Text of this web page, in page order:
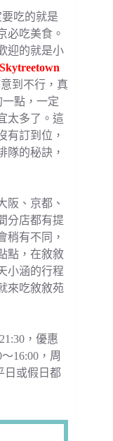
吃的就是
必吃美食。
迎的就是小
到不行，真
點，一定
太多了。這
有訂到位，
隊的秘訣，
阪、京都、
分店都有提
稍有不同，
點，在敘敘
小涵的行程
來吃敘敘苑
，優惠
16:00，周
日或假日都